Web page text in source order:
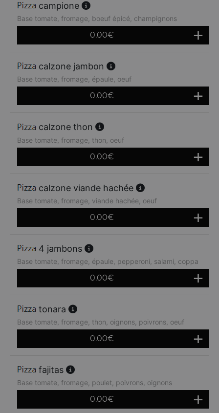
campione
Base tomate, fromage, boeuf épicé, champignons
0.00€
calzone jambon
Base tomate, fromage, épaule, oeuf
0.00€
calzone thon
Base tomate, fromage, thon, oeuf
0.00€
calzone viande hachée
Base tomate, fromage, viande hachée, oeuf
0.00€
4 jambons
Base tomate, fromage, épaule, pepperoni, salami, coppa
0.00€
tonara
Base tomate, fromage, thon, oignons, poivrons, oeuf
0.00€
fajitas
Base tomate, fromage, poulet, poivrons, oignons
0.00€